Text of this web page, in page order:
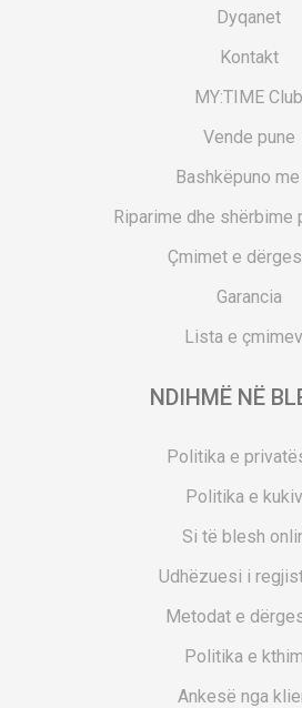
Dyqanet
Kontakt
MY:TIME Club
Vende pune
Bashkëpuno
Riparime dhe shërbime
Çmimet e
Garancia
Lista e
NDIHMË NË
Politika e
Politika e
Si të blesh
Udhëzuesi i
Metodat e
Politika e
Ankesë nga